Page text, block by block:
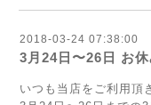
2018-03-24 07:38:00
3月24日〜26日 お
いつも当店をご利用頂